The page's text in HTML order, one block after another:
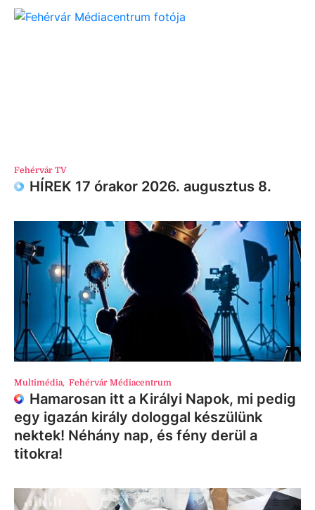
Fehérvár TV
HÍREK 17 órakor 2026. augusztus 8.
Multimédia, Fehérvár Médiacentrum
Hamarosan itt a Királyi Napok, mi pedig
egy igazán király dologgal készülünk
nektek! Néhány nap, és fény derül a
titokra!